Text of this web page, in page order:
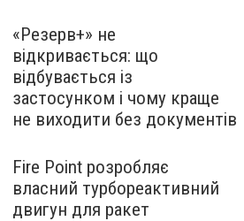
«Резерв+» не
відкривається: що
відбувається із
застосунком і чому краще
не виходити без документів
Fire Point розробляє
власний турбореактивний
двигун для ракет